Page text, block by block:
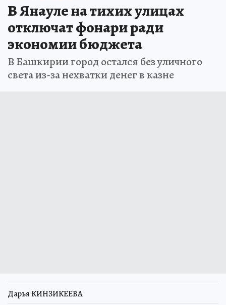
В Янауле на тихих улицах
отключат фонари ради
экономии бюджета
В Башкирии город остался без уличного
света из-за нехватки денег в казне
Дарья КИНЗИКЕЕВА